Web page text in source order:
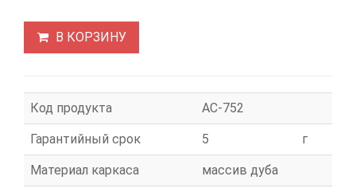
В КОРЗИНУ
Код продукта АС-752
Гарантийный срок 5 г
Материал каркаса массив дуба